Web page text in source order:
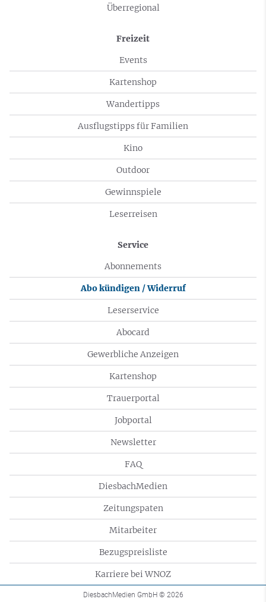
Überregional
Freizeit
Events
Kartenshop
Wandertipps
Ausflugstipps für Familien
Kino
Outdoor
Gewinnspiele
Leserreisen
Service
Abonnements
Abo kündigen / Widerruf
Leserservice
Abocard
Gewerbliche Anzeigen
Kartenshop
Trauerportal
Jobportal
Newsletter
FAQ
DiesbachMedien
Zeitungspaten
Mitarbeiter
Bezugspreisliste
Karriere bei WNOZ
DiesbachMedien GmbH © 2026